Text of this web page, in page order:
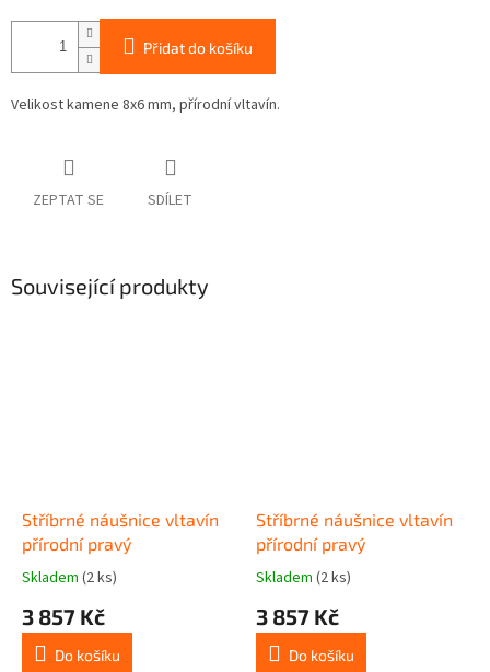
Přidat do košíku
Velikost kamene 8x6 mm, přírodní vltavín.
ZEPTAT SE SDÍLET
Související produkty
Stříbrné náušnice vltavín
přírodní pravý
Skladem (2 ks)
3 857 Kč
Do košíku
Stříbrné náušnice vltavín
přírodní pravý
Skladem (2 ks)
3 857 Kč
Do košíku